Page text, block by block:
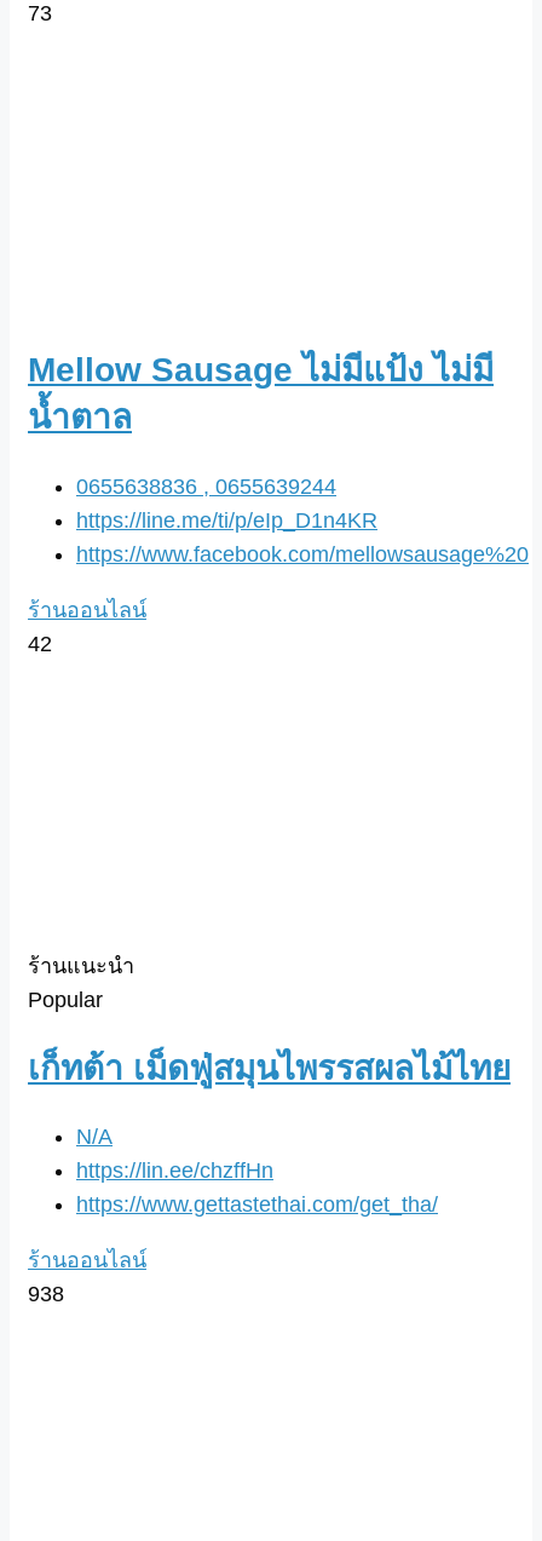
73
Mellow Sausage ไม่มีแป้ง ไม่มี
น้ำตาล
0655638836 , 0655639244
https://line.me/ti/p/eIp_D1n4KR
https://www.facebook.com/mellowsausage%20
ร้านออนไลน์
42
ร้านแนะนำ
Popular
เก็ทต้า เม็ดฟู่สมุนไพรรสผลไม้ไทย
N/A
https://lin.ee/chzffHn
https://www.gettastethai.com/get_tha/
ร้านออนไลน์
938